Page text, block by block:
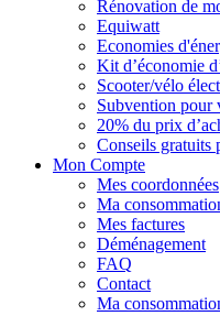
Rénovation de
Equiwatt
Economies
Kit d’économie
Scooter/vélo
Subvention pour
20% du prix
Conseils gratuits
Mon Compte
Mes coordonnées
Ma
Mes factures
Déménagement
FAQ
Contact
Ma